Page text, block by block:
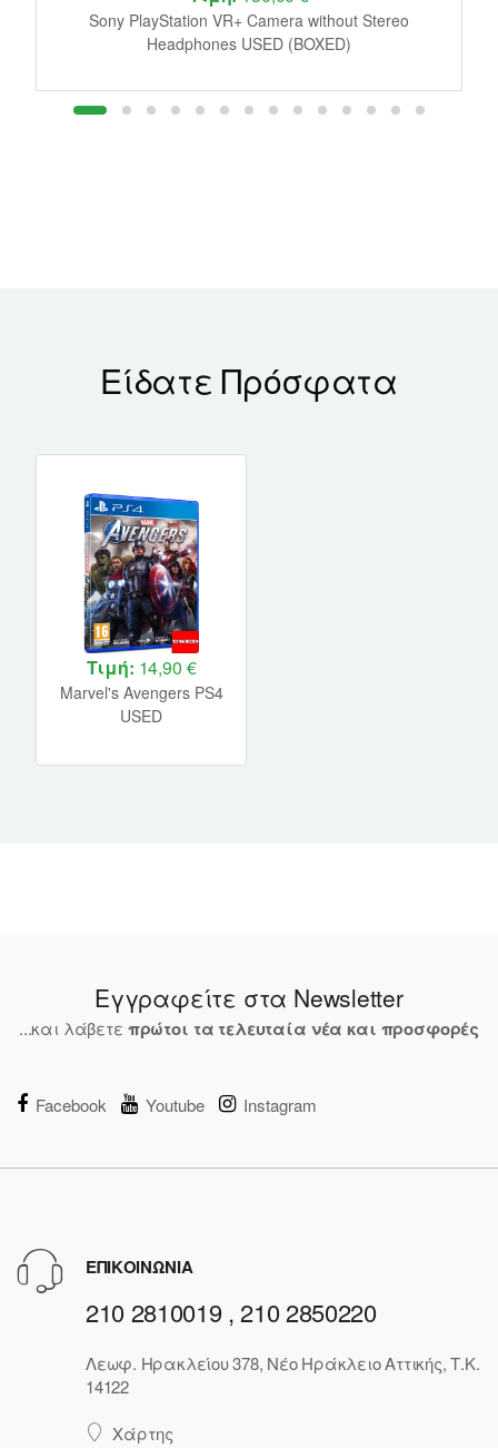
Sony PlayStation VR+ Camera without Stereo
Headphones USED (BOXED)
Είδατε Πρόσφατα
Τιμή: 14,90 €
Marvel's Avengers PS4
USED
Εγγραφείτε στα Newsletter
...και λάβετε πρώτοι τα τελευταία νέα και προσφορές
Facebook Youtube Instagram
ΕΠΙΚΟΙΝΩΝΙΑ
210 2810019 , 210 2850220
Λεωφ. Ηρακλείου 378, Νέο Ηράκλειο Αττικής, Τ.Κ.
14122
Χάρτης